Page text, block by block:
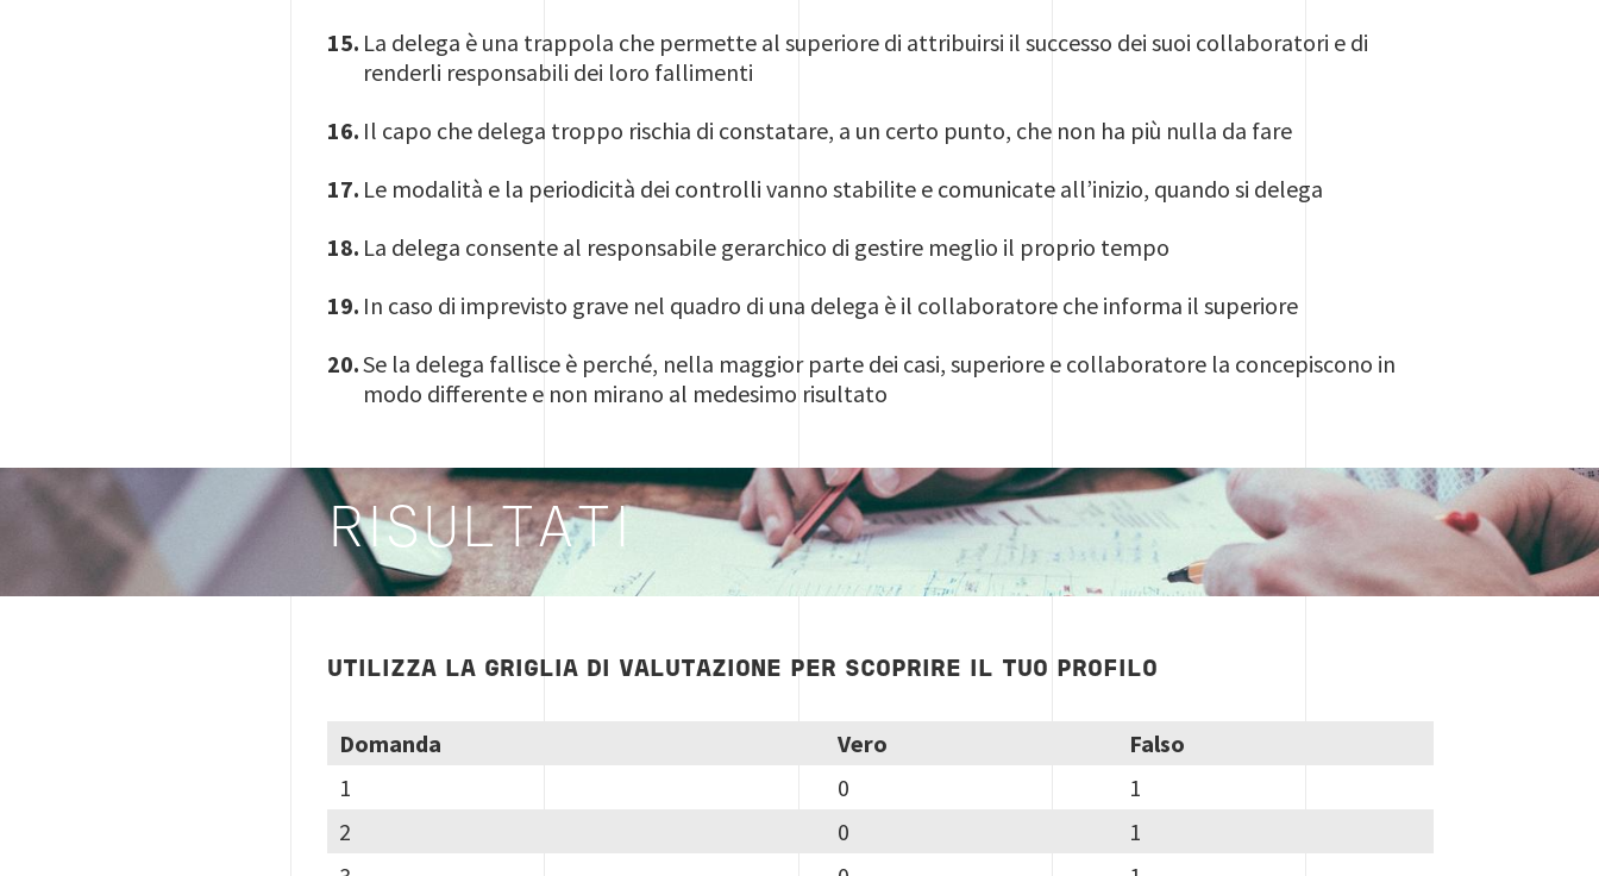
La delega è una trappola che permette al superiore di attribuirsi il successo dei suoi collaboratori e di
renderli responsabili dei loro fallimenti
Il capo che delega troppo rischia di constatare, a un certo punto, che non ha più nulla da fare
Le modalità e la periodicità dei controlli vanno stabilite e comunicate all’inizio, quando si delega
La delega consente al responsabile gerarchico di gestire meglio il proprio tempo
In caso di imprevisto grave nel quadro di una delega è il collaboratore che informa il superiore
Se la delega fallisce è perché, nella maggior parte dei casi, superiore e collaboratore la concepiscono in
modo differente e non mirano al medesimo risultato
RISULTATI
UTILIZZA LA GRIGLIA DI VALUTAZIONE PER SCOPRIRE IL TUO PROFILO
Domanda Vero
Falso
1
0
1
2
0
1